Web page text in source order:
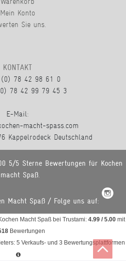
Mein Konto
Sie uns.
KONTAKT
(0) 78 42 98 61 0
78 42 99 79 45 3
E-Mail:
macht-spass.com
Kappelrodeck Deutschland
5/5 Sterne Bewertungen für Kochen
macht Spaß.
Macht Spaß / Folge uns auf:
Macht Spaß bei Trustami: 4.99 / 5.00 mit
Bewertungen
5 Verkaufs- und 3 Bewertungsplattformen